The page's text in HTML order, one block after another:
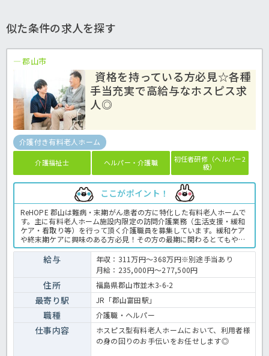
似た条件の求人を探す
郡山市
資格を持っている方必見☆各種
手当充実で高給与なホスピス求
人◎
介護付き有料老人ホーム
介護福祉士 ヘルパー・介護職
初任者研修（ヘルパー2
級）
ここがポイント！
ReHOPE 郡山は難病・末期がん患者の方に特化した有料老人ホームで
す。主に有料老人ホーム施設内限定の訪問介護業務（生活支援・緩和
ケア・看取り等）を行って頂く介護職員を募集しています。緩和ケア
や終末期ケアに興味のある方必見！その方の最期に関わるとてもやり
がいのあるお仕事です。初任者研修以上の介護の実務経験がある方で
あれば応募OK◎人気の高給与求人ですので、ご興味をお持ちの方はお
早目にほっ介護までお問い合わせください☆有料老人ホームでの介護
業務全般です。 ＜介護職 正職員 有料老人ホームの求人＞
給与
年収：311万円～368万円※別途手当あり
月給：235,000円～277,500円
住所 福島県郡山市並木3-6-2
最寄り駅 JR「郡山富田駅」
職種 介護職・ヘルパー
仕事内容
ホスピス型有料老人ホームにおいて、利用者様
の身の回りのお手伝いをお任せします◎